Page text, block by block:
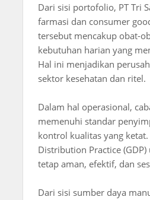
Dari sisi portofolio, PT Tri
farmasi dan consumer
tersebut mencakup obat-
kebutuhan harian yang
Hal ini menjadikan
sektor kesehatan dan ritel.
Dalam hal operasional,
memenuhi standar
kontrol kualitas yang
Distribution Practice
tetap aman, efektif, dan
Dari sisi sumber daya